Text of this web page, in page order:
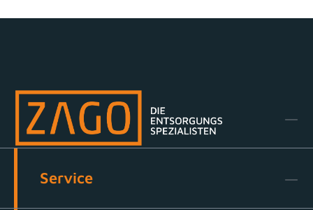
Service